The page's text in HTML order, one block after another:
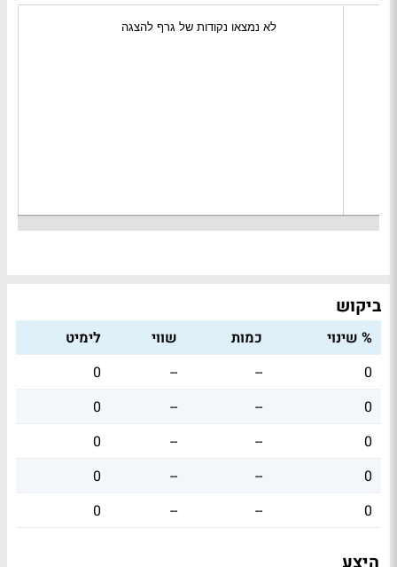
ביקוש
% שינוי כמות שווי
לימיט
0
--
--
0
0
--
--
0
0
--
--
0
0
--
--
0
0
--
--
0